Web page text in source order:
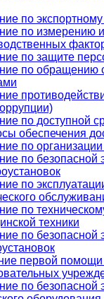
по
по измерению
по защите
по обращению
по доступной
обеспечения
по организации
по безопасной
по
по
техники
по безопасной
первой помощи
по безопасной